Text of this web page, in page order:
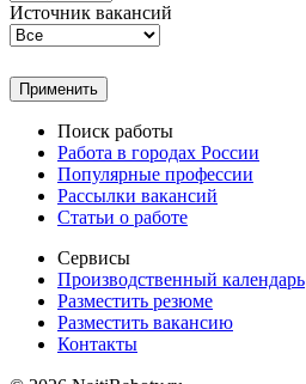
Источник вакансий
Применить
Поиск работы
Работа в городах России
Популярные профессии
Рассылки вакансий
Статьи о работе
Сервисы
Производственный календарь
Разместить резюме
Разместить вакансию
Контакты